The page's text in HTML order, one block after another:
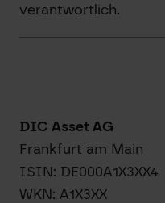
verantwortlich.
DIC Asset AG
Frankfurt am Main
ISIN: DE000A1X3XX4
WKN: A1X3XX